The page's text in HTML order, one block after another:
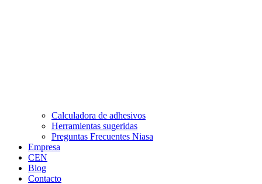
Calculadora de adhesivos
Herramientas sugeridas
Preguntas Frecuentes Niasa
Empresa
CEN
Blog
Contacto